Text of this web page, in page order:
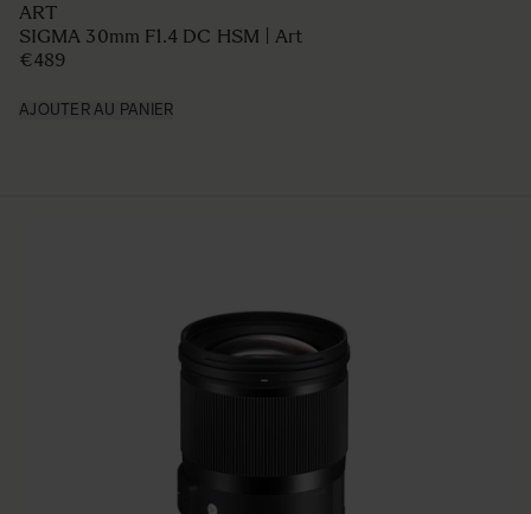
ART
SIGMA 30mm F1.4 DC HSM | Art
€489
AJOUTER AU PANIER